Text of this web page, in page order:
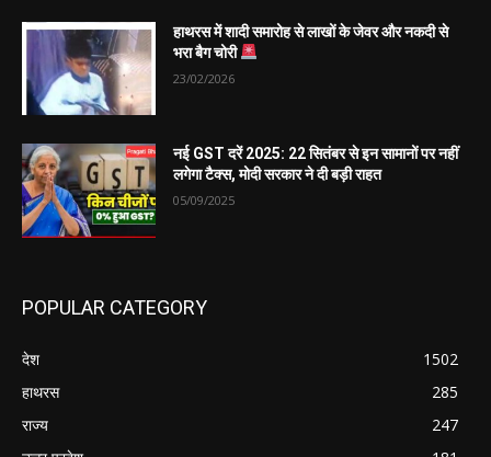
हाथरस में शादी समारोह से लाखों के जेवर और नकदी से
भरा बैग चोरी
23/02/2026
नई GST दरें 2025: 22 सितंबर से इन सामानों पर नहीं
लगेगा टैक्स, मोदी सरकार ने दी बड़ी राहत
05/09/2025
POPULAR CATEGORY
देश
1502
हाथरस
285
राज्य
247